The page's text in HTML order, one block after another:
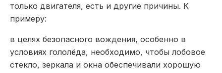
только двигателя, есть и другие причины. К
примеру:
в целях безопасного вождения, особенно в
условиях гололёда, необходимо, чтобы лобовое
стекло, зеркала и окна обеспечивали хорошую